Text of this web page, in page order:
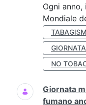
Ogni anno,
Mondiale
NO
Giornata
fumano